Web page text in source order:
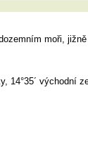
moři,
14°35´ východní